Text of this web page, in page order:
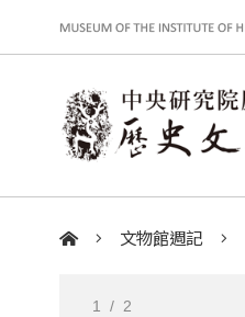
:::
文物館週記
1 / 2